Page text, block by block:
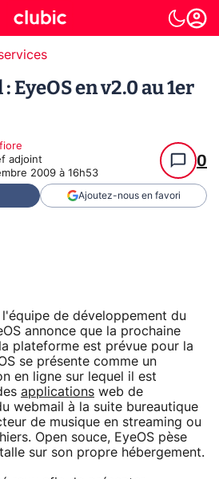
en v2.0 au 1er
adjoint
2009 à 16h53
0
Ajoutez-nous en favori
de développement du
annonce que la prochaine
plateforme est prévue pour la
se présente comme un
en ligne sur lequel il est
applications web de
webmail à la suite bureautique
de musique en streaming ou
Open souce, EyeOS pèse
sur son propre hébergement.